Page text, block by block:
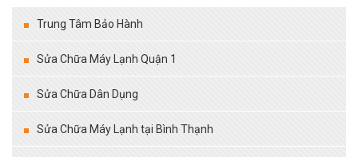
Trung Tâm Bảo Hành
Sửa Chữa Máy Lạnh Quận 1
Sửa Chữa Dân Dụng
Sửa Chữa Máy Lạnh tại Bình Thạnh